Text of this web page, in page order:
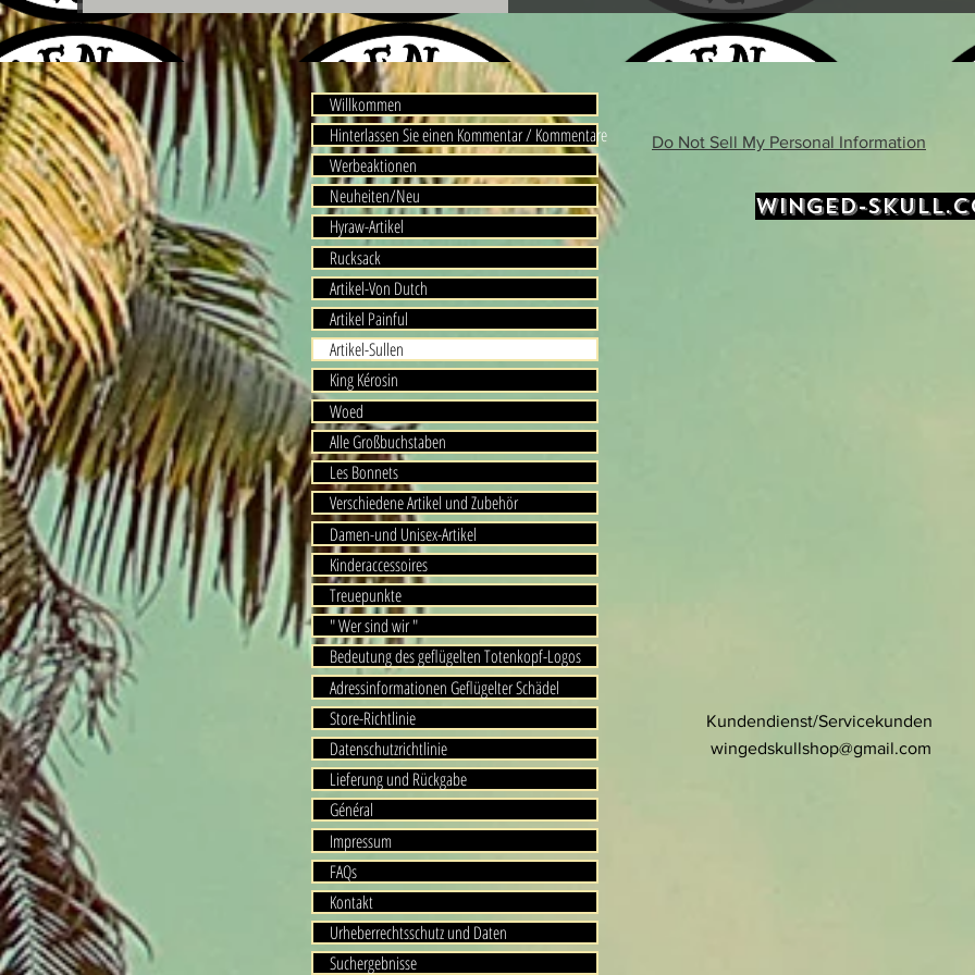
Willkommen
Hinterlassen Sie einen Kommentar / Kommentare
Werbeaktionen
Neuheiten/Neu
Hyraw-Artikel
Rucksack
Artikel-Von Dutch
Artikel Painful
Artikel-Sullen
King Kérosin
Woed
Alle Großbuchstaben
Les Bonnets
Verschiedene Artikel und Zubehör
Damen-und Unisex-Artikel
Kinderaccessoires
Treuepunkte
" Wer sind wir "
Bedeutung des geflügelten Totenkopf-Logos
Adressinformationen Geflügelter Schädel
Store-Richtlinie
Datenschutzrichtlinie
Lieferung und Rückgabe
Général
Impressum
FAQs
Kontakt
Urheberrechtsschutz und Daten
Suchergebnisse
Do Not Sell My Personal Information
WINGED-
Kundendienst/Servicekunden
wingedskullshop@gmail.com